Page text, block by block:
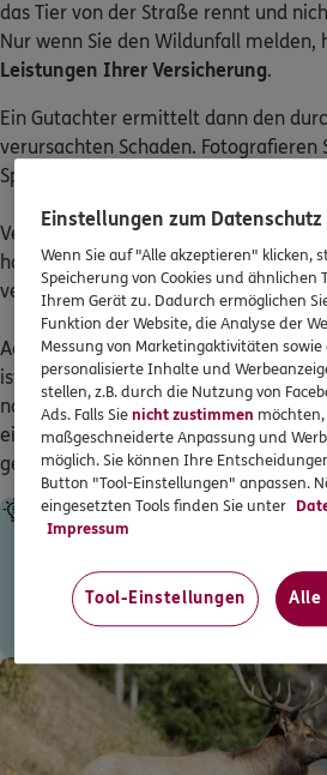
das Tier von der Straße rennt und
Nur wenn Sie den Wildunfall melden,
Leistungen Ihrer Versicherung.
Ein Gutachter ermittelt dann den
verursachten Schaden. Fotografieren
Spuren wie Haare oder Blut.
Verletzte Tiere sollten Sie übrigens
hat Todesangst, ist aggressiv und
verletzen. Außerdem könnte es
Achtung: Totes Wild dürfen Sie nicht
ist Wilderei und kann Ihnen eine
nach einem Wildunfall angefahrene
einfach zurücklässt, begeht zudem
gegen das Tierschutzgesetz.
Tipp
Wildunfallbescheinigung ausstellen.
Versicherung Ihren Anspruch auf
machen.
Einstellungen zum Datenschutz
Wenn Sie auf "Alle akzeptieren" klicken,
Speicherung von Cookies und ähnlichen
Ihrem Gerät zu. Dadurch ermöglichen
Funktion der Website, die Analyse der
Messung von Marketingaktivitäten
personalisierte Inhalte und
stellen, z.B. durch die Nutzung von
Ads. Falls Sienicht zustimmen
maßgeschneiderte Anpassung und
möglich. Sie können Ihre
Button "Tool-Einstellungen" anpassen.
eingesetzten Tools finden Sie unter
Impressum
Tool-Einstellungen Alle